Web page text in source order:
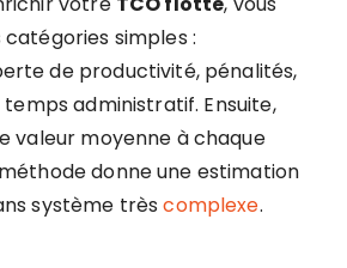
simples :
de productivité, pénalités,
administratif. Ensuite,
valeur moyenne à chaque
donne une estimation
système trèscomplexe.